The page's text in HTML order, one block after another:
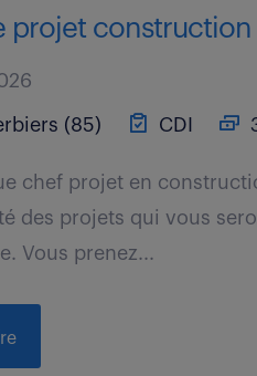
projet
(85) CDI
chef projet en
des projets qui vous
Vous prenez...